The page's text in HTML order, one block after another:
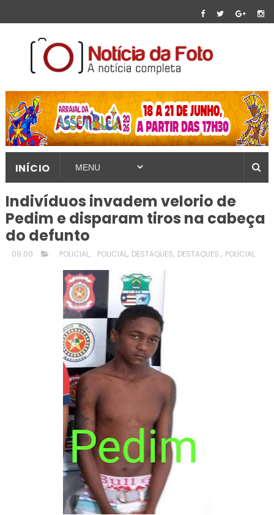
INÍCIO
Indivíduos invadem velorio de
Pedim e disparam tiros na cabeça
do defunto
09:00 . . POLICIAL, . POLICIAL, DESTAQUES, DESTAQUES., POLICIAL